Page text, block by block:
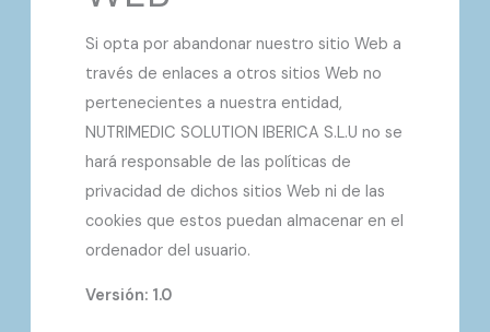
Si opta por abandonar nuestro sitio Web a
través de enlaces a otros sitios Web no
pertenecientes a nuestra entidad,
NUTRIMEDIC SOLUTION IBERICA S.L.U no se
hará responsable de las políticas de
privacidad de dichos sitios Web ni de las
cookies que estos puedan almacenar en el
ordenador del usuario.
Versión: 1.0